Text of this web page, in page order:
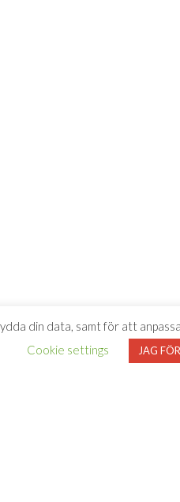
din data, samt för att
Cookie settings
JAG